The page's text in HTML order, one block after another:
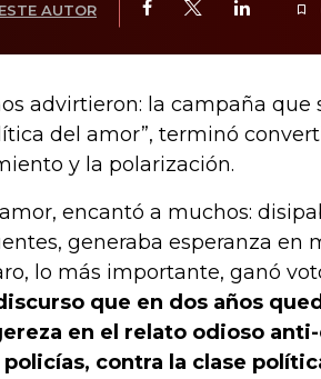
AUTOR
advirtieron: la campaña que
del amor”, terminó
y la polarización.
encantó a muchos:
generaba esperanza en
lo más importante, ganó
que en dos años
en el relato odioso
contra la clase